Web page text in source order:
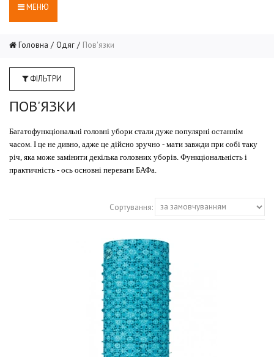
МЕНЮ
Головна Одяг Пов'язки
ФІЛЬТРИ
ПОВ'ЯЗКИ
Багатофункціональні головні убори стали дуже популярні останнім
часом. І це не дивно, адже це дійсно зручно - мати завжди при собі таку
річ, яка може замінити декілька головних уборів. Функціональність і
практичність - ось основні переваги БАФа.
Сортування: